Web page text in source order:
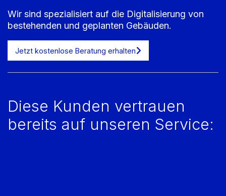
Wir sind spezialisiert auf die Digitalisierung von
bestehenden und geplanten Gebäuden.
Jetzt kostenlose Beratung erhalten
Diese Kunden vertrauen
bereits auf unseren Service: